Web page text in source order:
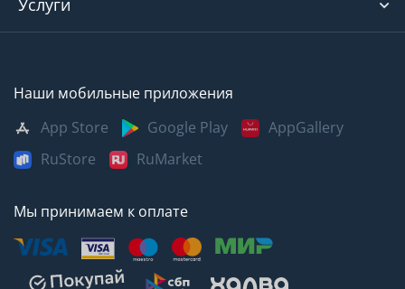
Услуги
Наши мобильные приложения
App Store
Google Play
AppGallery
RuStore
RuMarket
Мы принимаем к оплате